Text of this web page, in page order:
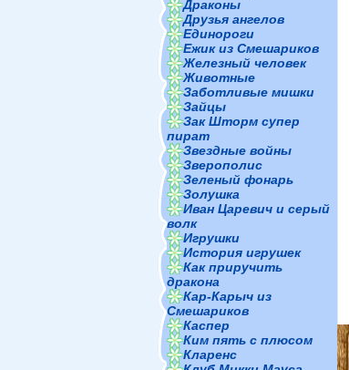
Драконы
Друзья ангелов
Единороги
Ежик из Смешариков
Железный человек
Животные
Заботливые мишки
Зайцы
Зак Шторм супер
пират
Звездные войны
Зверополис
Зеленый фонарь
Золушка
Иван Царевич и серый
волк
Игрушки
История игрушек
Как приручить
дракона
Кар-Карыч из
Смешариков
Каспер
Ким пять с плюсом
Кларенс